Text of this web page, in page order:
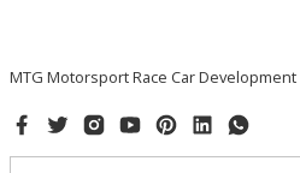
MTG Motorsport Race Car Development